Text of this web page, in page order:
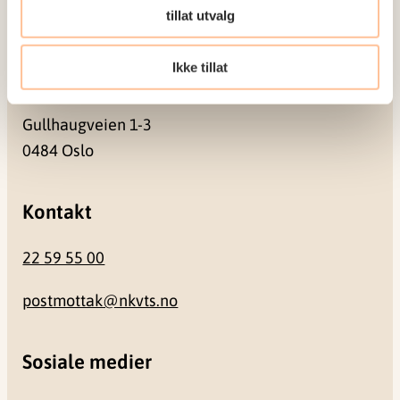
tillat utvalg
Ikke tillat
Gullhaugveien 1-3
0484 Oslo
Kontakt
22 59 55 00
postmottak@nkvts.no
Sosiale medier